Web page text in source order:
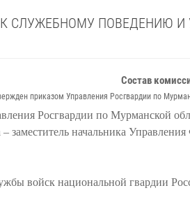
ПОВЕДЕНИЮ И
Состав
приказом Управления Росгвардии по
Росгвардии по Мурманской
– заместитель начальника
войск национальной гвардии